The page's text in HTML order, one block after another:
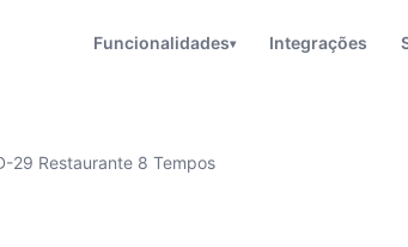
Funcionalidades▾ Integrações
29 Restaurante 8 Tempos